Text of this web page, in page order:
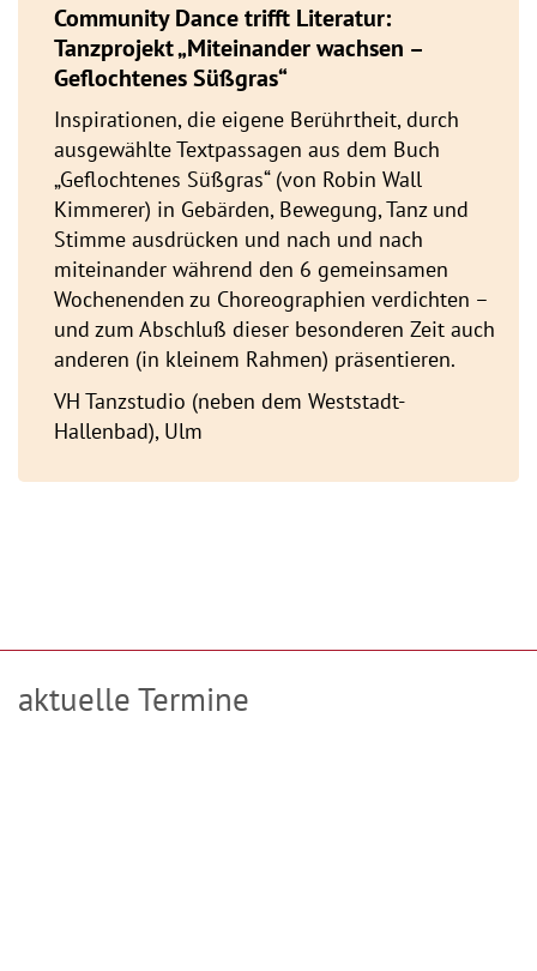
Community Dance trifft Literatur:
Tanzprojekt „Miteinander wachsen –
Geflochtenes Süßgras“
Inspirationen, die eigene Berührtheit, durch
ausgewählte Textpassagen aus dem Buch
„Geflochtenes Süßgras“ (von Robin Wall
Kimmerer) in Gebärden, Bewegung, Tanz und
Stimme ausdrücken und nach und nach
miteinander während den 6 gemeinsamen
Wochenenden zu Choreographien verdichten –
und zum Abschluß dieser besonderen Zeit auch
anderen (in kleinem Rahmen) präsentieren.
VH Tanzstudio (neben dem Weststadt-
Hallenbad), Ulm
aktuelle Termine